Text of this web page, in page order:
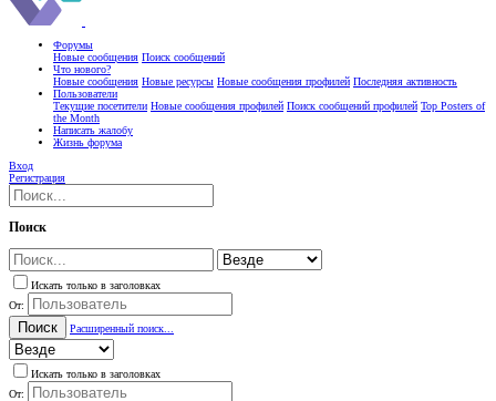
Форумы
Новые сообщения Поиск сообщений
Что нового?
Новые сообщения Новые ресурсы Новые сообщения профилей Последняя активность
Пользователи
Текущие посетители Новые сообщения профилей Поиск сообщений профилей Top Posters of
the Month
Написать жалобу
Жизнь форума
Вход
Регистрация
Поиск
Искать только в заголовках
От:
Поиск Расширенный поиск...
Искать только в заголовках
От: